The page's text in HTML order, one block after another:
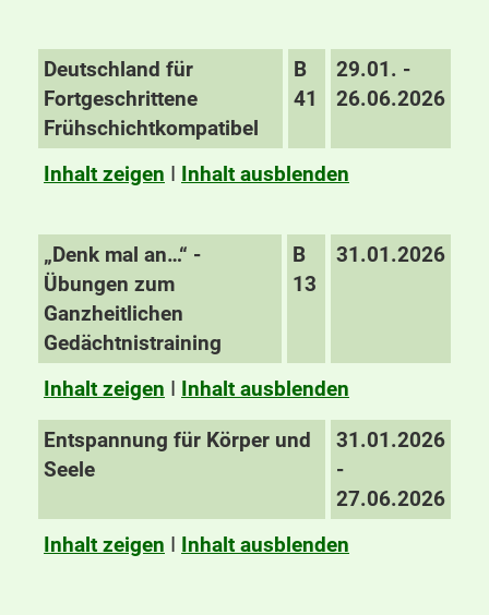
Deutschland für
Fortgeschrittene
Frühschichtkompatibel
B
41
29.01. -
26.06.2026
Inhalt zeigen I Inhalt ausblenden
„Denk mal an…“ -
Übungen zum
Ganzheitlichen
Gedächtnistraining
B
13
31.01.2026
Inhalt zeigen I Inhalt ausblenden
Entspannung für Körper und
Seele
31.01.2026
-
27.06.2026
Inhalt zeigen I Inhalt ausblenden